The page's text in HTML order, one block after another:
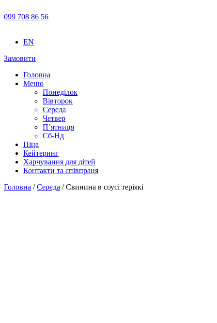
099 708 86 56
EN
Замовити
Головна
Меню
Понеділок
Вівторок
Середа
Четвер
П’ятниця
Сб-Нд
Піца
Кейтеринг
Харчування для дітей
Контакти та співпраця
Головна /Середа / Свинина в соусі теріякі